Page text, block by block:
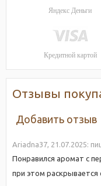
Яндекс Деньги
Кредитной картой
Отзывы
Добавить отзыв
Ariadna37, 21.07.2025:
Понравился аромат с
при этом раскрывается